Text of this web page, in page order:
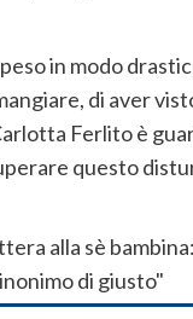
in modo
di aver
Ferlito è
questo